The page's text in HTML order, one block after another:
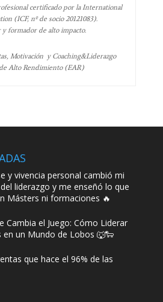
certificado por la International
(ICF, nº de socio 20121083).
y formador de alto impacto.
Motivación y Coaching&Liderazgo
Alto Rendimiento (EAR)
y vivencia personal cambió mi
liderazgo y me enseñó lo que
Másters ni formaciones 🔥
Cambia el Juego: Cómo Liderar
en un Mundo de Lobos 🐺🐑
que hace el 96% de las